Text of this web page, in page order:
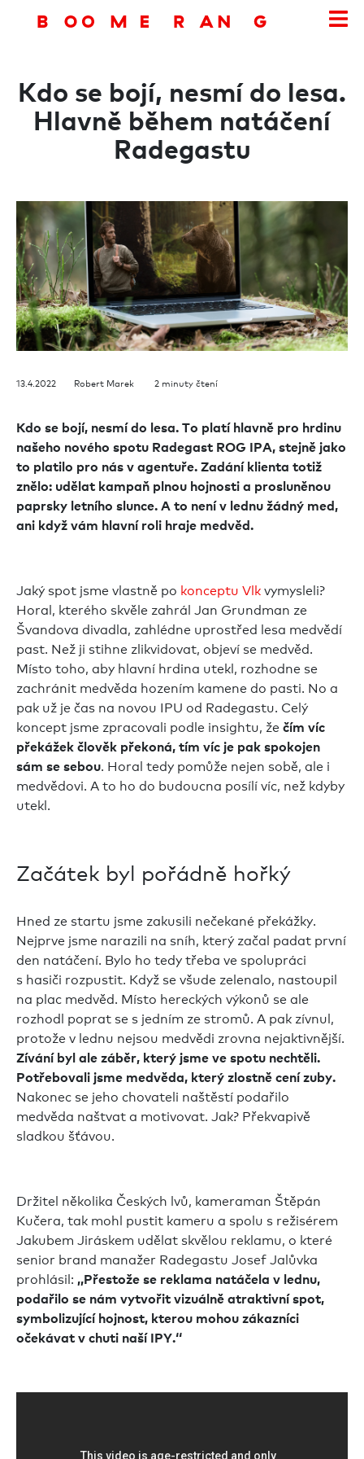
Kdo se bojí, nesmí do lesa.
Hlavně během natáčení
Radegastu
13.4.2022 Robert Marek 2 minuty čtení
Kdo se bojí, nesmí do lesa. To platí hlavně pro hrdinu
našeho nového spotu Radegast ROG IPA, stejně jako
to platilo pro nás v agentuře. Zadání klienta totiž
znělo: udělat kampaň plnou hojnosti a prosluněnou
paprsky letního slunce. A to není v lednu žádný med,
ani když vám hlavní roli hraje medvěd.
Jaký spot jsme vlastně po konceptu Vlkvymysleli?
Horal, kterého skvěle zahrál Jan Grundman ze
Švandova divadla, zahlédne uprostřed lesa medvědí
past. Než ji stihne zlikvidovat, objeví se medvěd.
Místo toho, aby hlavní hrdina utekl, rozhodne se
zachránit medvěda hozením kamene do pasti. No a
pak už je čas na novou IPU od Radegastu. Celý
koncept jsme zpracovali podle insightu, žečím víc
překážek člověk překoná, tím víc je pak spokojen
sám se sebou. Horal tedy pomůže nejen sobě, ale i
medvědovi. A to ho do budoucna posílí víc, než kdyby
utekl.
Začátek byl pořádně hořký
Hned ze startu jsme zakusili nečekané překážky.
Nejprve jsme narazili na sníh, který začal padat první
den natáčení. Bylo ho tedy třeba ve spolupráci
s hasiči rozpustit. Když se všude zelenalo, nastoupil
na plac medvěd. Místo hereckých výkonů se ale
rozhodl poprat se s jedním ze stromů. A pak zívnul,
protože v lednu nejsou medvědi zrovna nejaktivnější.
Zívání byl ale záběr, který jsme ve spotu nechtěli.
Potřebovali jsme medvěda, který zlostně cení zuby.
Nakonec se jeho chovateli naštěstí podařilo
medvěda naštvat a motivovat. Jak? Překvapivě
sladkou šťávou.
Držitel několika Českých lvů, kameraman Štěpán
Kučera, tak mohl pustit kameru a spolu s režisérem
Jakubem Jiráskem udělat skvělou reklamu, o které
senior brand manažer Radegastu Josef Jalůvka
prohlásil: ‚‚Přestože se reklama natáčela v lednu,
podařilo se nám vytvořit vizuálně atraktivní spot,
symbolizující hojnost, kterou mohou zákazníci
očekávat v chuti naší IPY.‘‘